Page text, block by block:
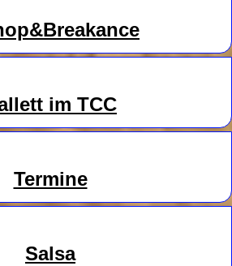
im TCC
Termine
Salsa